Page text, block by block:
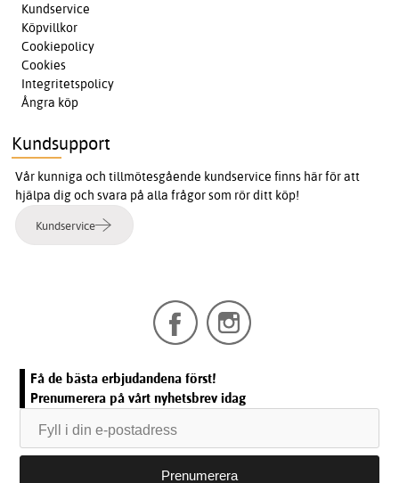
Kundservice
Köpvillkor
Cookiepolicy
Cookies
Integritetspolicy
Ångra köp
Kundsupport
Vår kunniga och tillmötesgående kundservice finns här för att
hjälpa dig och svara på alla frågor som rör ditt köp!
Kundservice
Få de bästa erbjudandena först!
Prenumerera på vårt nyhetsbrev idag